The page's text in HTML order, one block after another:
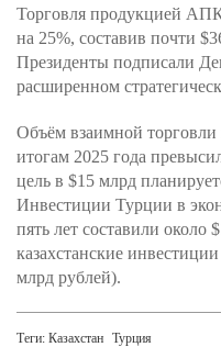
Торговля продукцией
на 25%, составив почти
Президенты подписали
расширенном
Объём взаимной
итогам 2025 года
цель в $15 млрд
Инвестиции Турции в
пять лет составили около
казахстанские
млрд рублей).​
Теги: Казахстан Турция